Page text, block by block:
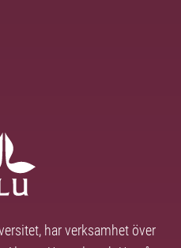
har verksamhet över